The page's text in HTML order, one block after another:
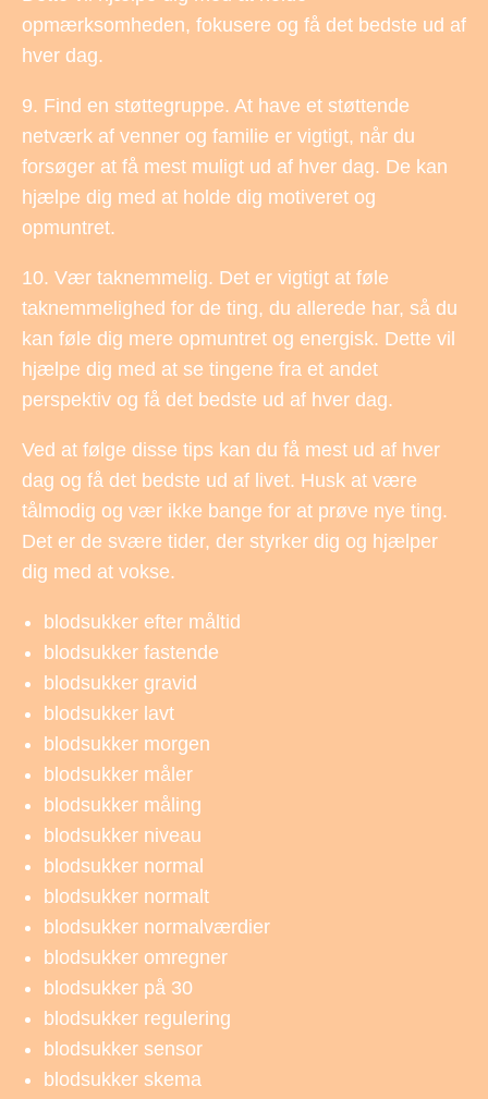
opmærksomheden, fokusere og få det bedste ud af
hver dag.
9. Find en støttegruppe. At have et støttende
netværk af venner og familie er vigtigt, når du
forsøger at få mest muligt ud af hver dag. De kan
hjælpe dig med at holde dig motiveret og
opmuntret.
10. Vær taknemmelig. Det er vigtigt at føle
taknemmelighed for de ting, du allerede har, så du
kan føle dig mere opmuntret og energisk. Dette vil
hjælpe dig med at se tingene fra et andet
perspektiv og få det bedste ud af hver dag.
Ved at følge disse tips kan du få mest ud af hver
dag og få det bedste ud af livet. Husk at være
tålmodig og vær ikke bange for at prøve nye ting.
Det er de svære tider, der styrker dig og hjælper
dig med at vokse.
blodsukker efter måltid
blodsukker fastende
blodsukker gravid
blodsukker lavt
blodsukker morgen
blodsukker måler
blodsukker måling
blodsukker niveau
blodsukker normal
blodsukker normalt
blodsukker normalværdier
blodsukker omregner
blodsukker på 30
blodsukker regulering
blodsukker sensor
blodsukker skema